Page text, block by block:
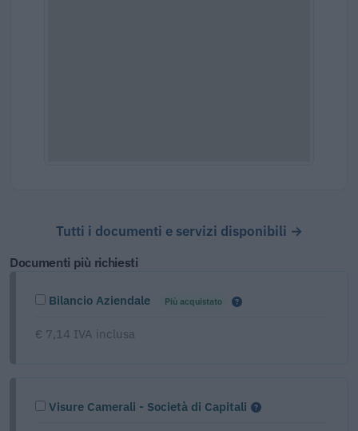
Tutti i documenti e servizi disponibili →
Documenti più richiesti
Bilancio Aziendale Più acquistato
€ 7,14 IVA inclusa
Visure Camerali - Società di Capitali